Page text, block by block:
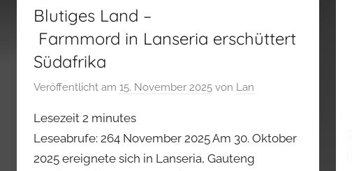
Blutiges Land –
Farmmord in Lanseria erschüttert
Südafrika
Veröffentlicht am 15. November 2025 von Lan
Lesezeit 2 minutes
Leseabrufe: 264 November 2025 Am 30. Oktober
2025 ereignete sich in Lanseria, Gauteng